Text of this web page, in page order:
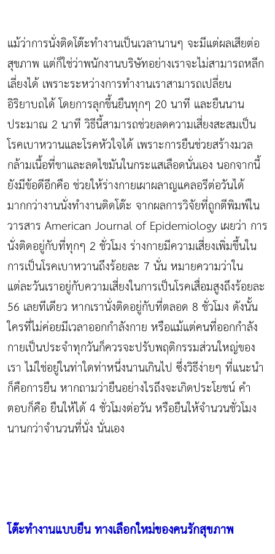
แม้ว่าการนั่งติดโต๊ะทำงานเป็นเวลานานๆ จะมีแต่ผลเสียต่อ
สุขภาพ แต่ก็ใช่ว่าพนักงานบริษัทอย่างเราจะไม่สามารถหลีก
เลี่ยงได้ เพราะระหว่างการทำงานเราสามารถเปลี่ยน
อิริยาบถได้ โดยการลุกขึ้นยืนทุกๆ 20 นาที และยืนนาน
ประมาณ 2 นาที วิธีนี้สามารถช่วยลดความเสี่ยงสะสมเป็น
โรคเบาหวานและโรคหัวใจได้ เพราะการยืนช่วยสร้างมวล
กล้ามเนื้อที่ขาและลดไขมันในกระแสเลือดนั่นเอง นอกจากนี้
ยังมีข้อดีอีกคือ ช่วยให้ร่างกายเผาผลาญแคลอรีต่อวันได้
มากกว่างานนั่งทำงานติดโต๊ะ จากผลการวิจัยที่ถูกตีพิมพ์ใน
วารสาร American Journal of Epidemiology เผยว่า การ
นั่งติดอยู่กับที่ทุกๆ 2 ชั่วโมง ร่างกายมีความเสี่ยงเพิ่มขึ้นใน
การเป็นโรคเบาหวานถึงร้อยละ 7 นั่น หมายความว่าใน
แต่ละวันเราอยู่กับความเสี่ยงในการเป็นโรคเสื่อมสูงถึงร้อยละ
56 เลยทีเดียว หากเรานั่งติดอยู่กับที่ตลอด 8 ชั่วโมง ดังนั้น
ใครที่ไม่ค่อยมีเวลาออกกำลังกาย หรือแม้แต่คนที่ออกกำลัง
กายเป็นประจำทุกวันก็ควรจะปรับพฤติกรรมส่วนใหญ่ของ
เรา ไม่ใช่อยู่ในท่าใดท่าหนึ่งนานเกินไป ซึ่งวิธีง่ายๆ ที่แนะนำ
ก็คือการยืน หากถามว่ายืนอย่างไรถึงจะเกิดประโยชน์ คำ
ตอบก็คือ ยืนให้ได้ 4 ชั่วโมงต่อวัน หรือยืนให้จำนวนชั่วโมง
นานกว่าจำนวนที่นั่ง นั่นเอง
โต๊ะทำงานแบบยืน ทางเลือกใหม่ของคนรักสุขภาพ